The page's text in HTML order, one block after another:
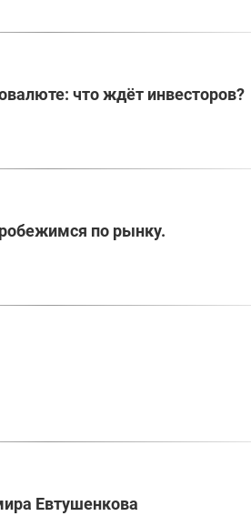
что ждёт инвесторов?
по рынку.
Евтушенкова